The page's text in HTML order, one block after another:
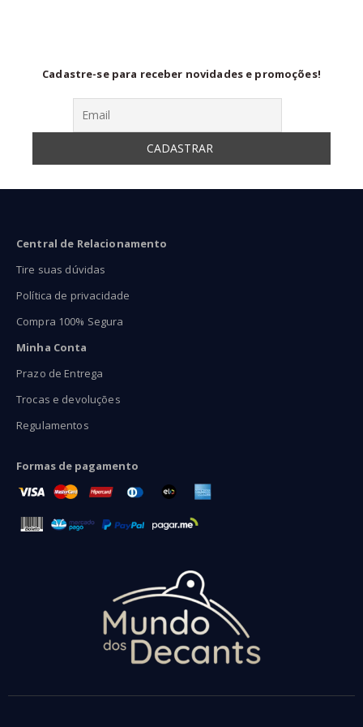
Cadastre-se para receber novidades e promoções!
Central de Relacionamento
Tire suas dúvidas
Política de privacidade
Compra 100% Segura
Minha Conta
Prazo de Entrega
Trocas e devoluções
Regulamentos
Formas de pagamento